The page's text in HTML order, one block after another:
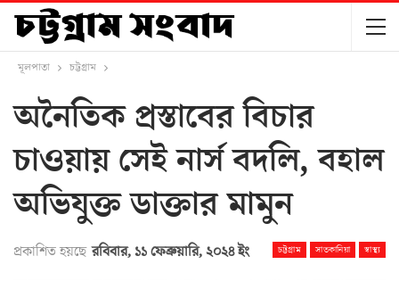
মূলপাতা চট্টগ্রাম
অনৈতিক প্রস্তাবের বিচার
চাওয়ায় সেই নার্স বদলি, বহাল
অভিযুক্ত ডাক্তার মামুন
চট্টগ্রাম সাতকানিয়া স্বাস্থ্য
প্রকাশিত হয়ছে রবিবার, ১১ ফেব্রুয়ারি, ২০২৪ ইং